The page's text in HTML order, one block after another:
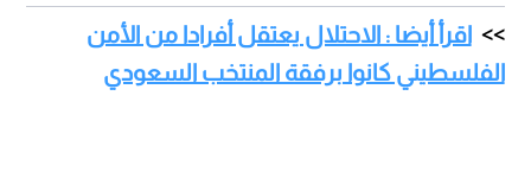
اقرأ أيضا : الاحتلال يعتقل أفرادا من الأمن
الفلسطيني كانوا برفقة المنتخب السعودي